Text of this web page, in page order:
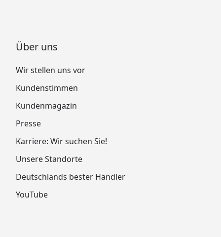
Über uns
Wir stellen uns vor
Kundenstimmen
Kundenmagazin
Presse
Karriere: Wir suchen Sie!
Unsere Standorte
Deutschlands bester Händler
YouTube